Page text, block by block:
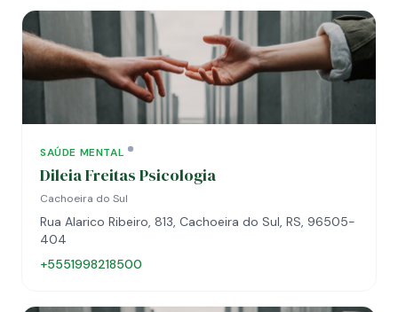
SAÚDE MENTAL
Dileia Freitas Psicologia
Cachoeira do Sul
Rua Alarico Ribeiro, 813, Cachoeira do Sul, RS, 96505-
404
+5551998218500